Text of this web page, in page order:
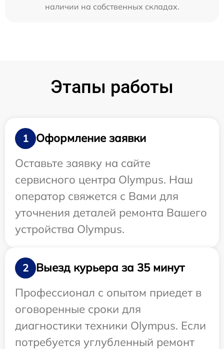
наличии на собственных складах.
Этапы работы
1
Оформление заявки
Оставьте заявку на сайте
сервисного центра Olympus. Наш
оператор свяжется с Вами для
уточнения деталей ремонта Вашего
устройства Olympus.
2
Выезд курьера за 35 минут
Профессионал с опытом приедет в
оговоренные сроки для
диагностики техники Olympus. Если
потребуется углубленный ремонт